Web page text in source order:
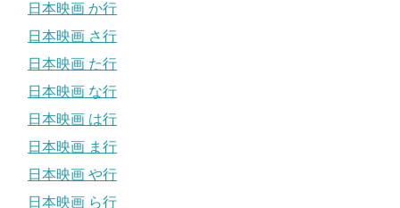
日本映画 か行
日本映画 さ行
日本映画 た行
日本映画 な行
日本映画 は行
日本映画 ま行
日本映画 や行
日本映画 ら行